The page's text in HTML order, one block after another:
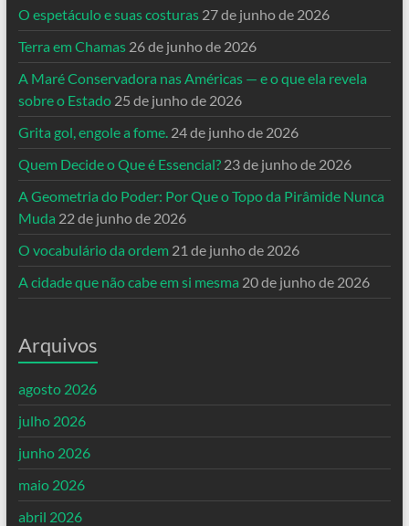
O espetáculo e suas costuras 27 de junho de 2026
Terra em Chamas 26 de junho de 2026
A Maré Conservadora nas Américas — e o que ela revela
sobre o Estado 25 de junho de 2026
Grita gol, engole a fome. 24 de junho de 2026
Quem Decide o Que é Essencial? 23 de junho de 2026
A Geometria do Poder: Por Que o Topo da Pirâmide Nunca
Muda 22 de junho de 2026
O vocabulário da ordem 21 de junho de 2026
A cidade que não cabe em si mesma 20 de junho de 2026
Arquivos
agosto 2026
julho 2026
junho 2026
maio 2026
abril 2026